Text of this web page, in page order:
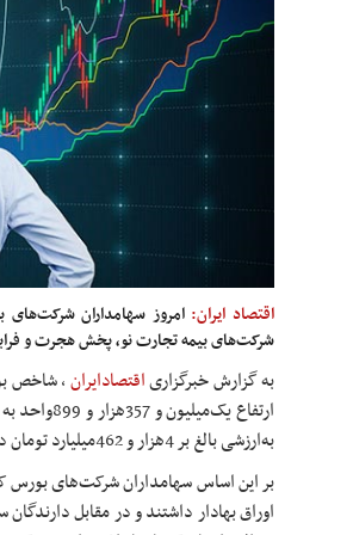
اقتصاد ایران: امروز سهامداران شرکت‌های
شرکت‌های بیمه تجارت نو، پخش هجرت و
به گزارش خبرگزاریاقتصادایران،
به‌ارزشی بالغ بر 4هزار و 462میلیارد تومان در بیش از 689هزار نوبت مورد دادوستد قرار گرفت.
بر این اساس سهامداران شرکت‌های بورس
اوراق بهادار داشتند و در مقابل